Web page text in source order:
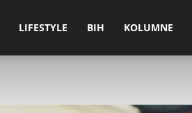
LIFESTYLE BIH KOLUMNE